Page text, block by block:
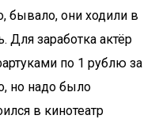
бывало, они ходили в
Для заработка актёр
по 1 рублю за
но надо было
в кинотеатр